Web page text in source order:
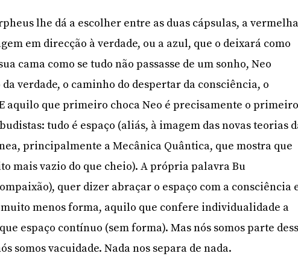
lhe dá a escolher entre as duas cápsulas, a
em direcção à verdade, ou a azul, que o deixará como
cama como se tudo não passasse de um sonho, Neo
verdade, o caminho do despertar da consciência, o
aquilo que primeiro choca Neo é precisamente o
tudo é espaço (aliás, à imagem das novas teorias
principalmente a Mecânica Quântica, que mostra que
mais vazio do que cheio). A própria palavra Bu
quer dizer abraçar o espaço com a consciência
muito menos forma, aquilo que confere individualidade a
espaço contínuo (sem forma). Mas nós somos parte
somos vacuidade. Nada nos separa de nada.